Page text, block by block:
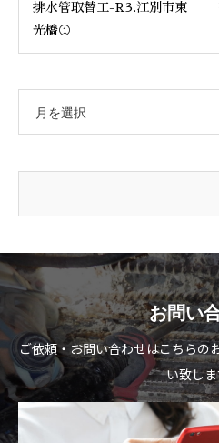
排水管取替工-R3.江別市東
光橋①
月を選択
お問い
ご依頼・お問い合わせはこちらの
い致し